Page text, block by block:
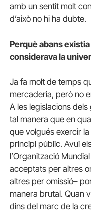
amb un sentit molt
d’això no hi ha dubte.
Perquè abans
considerava la
Ja fa molt de temps
mercaderia, però no
A les legislacions
tal manera que en
que volgués exercir
principi públic. Avui
l’Organització
acceptats per altres
altres per omissió–
manera brutal. Quan
dins del marc de la